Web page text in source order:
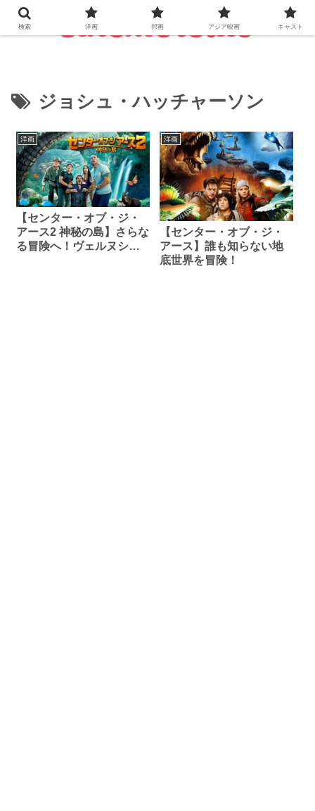
ジョシュ・ハッチャーソン
洋画
【センター・オブ・ジ・
アース2 神秘の島】さらな
る冒険へ！ヴェルヌシリ
洋画
【センター・オブ・ジ・
アース】誰も知らない地
底世界を冒険！
検索 洋画 邦画 アジア映画 キャスト